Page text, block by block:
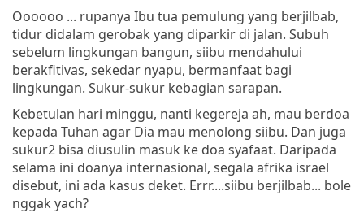
Oooooo ... rupanya Ibu tua pemulung yang berjilbab,
tidur didalam gerobak yang diparkir di jalan. Subuh
sebelum lingkungan bangun, siibu mendahului
berakfitivas, sekedar nyapu, bermanfaat bagi
lingkungan. Sukur-sukur kebagian sarapan.
Kebetulan hari minggu, nanti kegereja ah, mau berdoa
kepada Tuhan agar Dia mau menolong siibu. Dan juga
sukur2 bisa diusulin masuk ke doa syafaat. Daripada
selama ini doanya internasional, segala afrika israel
disebut, ini ada kasus deket. Errr....siibu berjilbab... bole
nggak yach?